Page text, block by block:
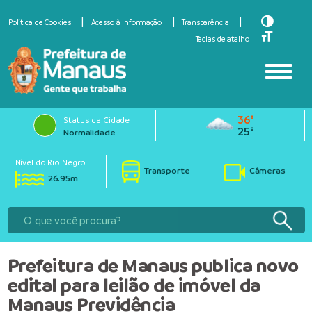
Política de Cookies Acesso à informação
Transparência
Teclas de atalho
Toggle
Toggle
Status da Cidade
Normalidade
36°
25°
Nível do Rio Negro
26.95m
Transporte Câmeras
Prefeitura de Manaus publica novo
edital para leilão de imóvel da
Manaus Previdência